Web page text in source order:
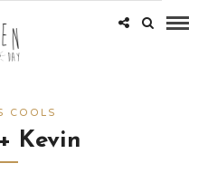
COOLS
Kevin